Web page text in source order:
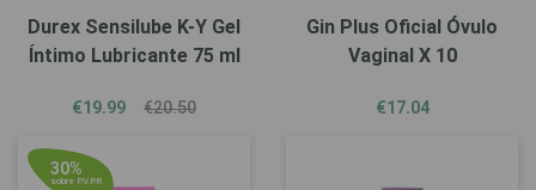
Durex Sensilube K-Y Gel
Íntimo Lubricante 75 ml
€19.99 €20.50
Gin Plus Oficial Óvulo
Vaginal X 10
€17.04
30%
sobre P.V.P.R